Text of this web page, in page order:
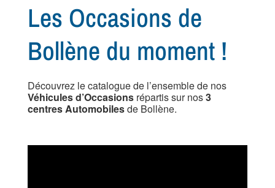
Les Occasions de
Bollène du moment !
Découvrez le catalogue de l’ensemble de nos
Véhicules d’Occasionsrépartis sur nos3
centres Automobilesde Bollène.